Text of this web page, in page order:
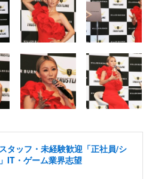
タッフ・未経験歓迎「正社員/シ
IT・ゲーム業界志望